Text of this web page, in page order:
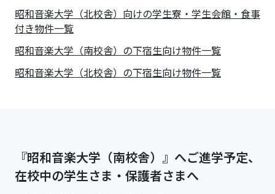
昭和音楽大学（北校舎）向けの学生寮・学生会館・食事
付き物件一覧
昭和音楽大学（南校舎）の下宿生向け物件一覧
昭和音楽大学（北校舎）の下宿生向け物件一覧
『昭和音楽大学（南校舎）』へご進学予定、
在校中の学生さま・保護者さまへ